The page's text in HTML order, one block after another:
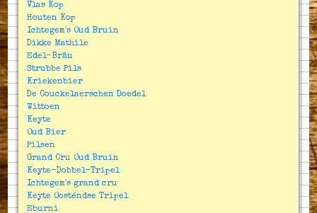
Vlas Kop
Houten Kop
Ichtegem's Oud Bruin
Dikke Mathile
Edel-Bräu
Strubbe Pils
Kriekenbier
De Couckelaerschen Doedel
Wittoen
Keyte
Oud Bier
Pilsen
Grand Cru Oud Bruin
Keyte-Dobbel-Tripel
Ichtegem's grand cru
Keyte Oosténdse Tripel
Eburni